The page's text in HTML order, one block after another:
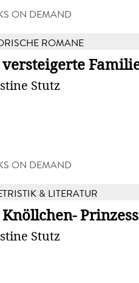
ON DEMAND
ROMANE
versteigerte
Stutz
ON DEMAND
& LITERATUR
Knöllchen-
Stutz